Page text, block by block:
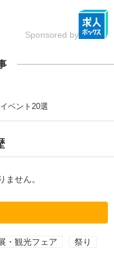
Sponsored by
ベント20選
せん。
・観光フェア 祭り